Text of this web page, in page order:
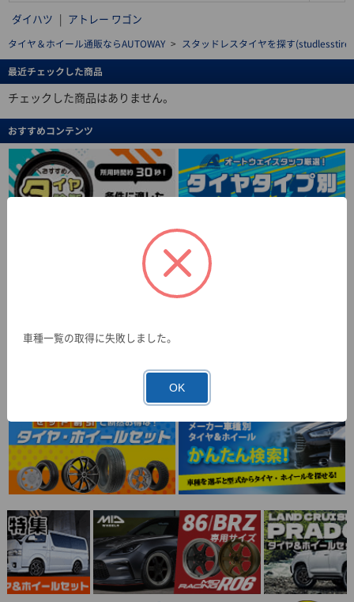
ダイハツ | アトレー ワゴン
タイヤ＆ホイール通販ならAUTOWAY > スタッドレスタイヤを探す(studlesstire)
最近チェックした商品
チェックした商品はありません。
おすすめコンテンツ
車種一覧の取得に失敗しました。
OK